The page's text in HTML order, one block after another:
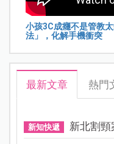
小孩3C成癮不是管教
法」，化解手機衝突
最新文章 熱門
新知快遞 新北割頸